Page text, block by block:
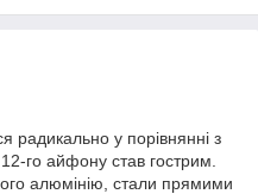
радикально у порівнянні з
го айфону став гострим.
алюмінію, стали прямими